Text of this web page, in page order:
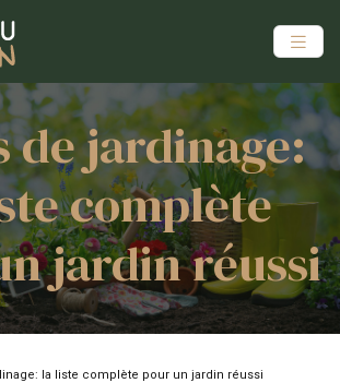
de jardinage:
complète
jardin réussi
la liste complète pour un jardin réussi